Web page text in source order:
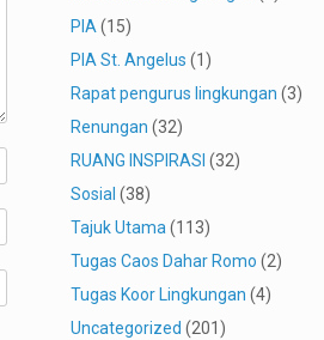
PIA (15)
PIA St. Angelus (1)
Rapat pengurus lingkungan (3)
Renungan (32)
RUANG INSPIRASI (32)
Sosial (38)
Tajuk Utama (113)
Tugas Caos Dahar Romo (2)
Tugas Koor Lingkungan (4)
Uncategorized (201)